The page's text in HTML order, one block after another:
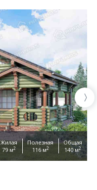
Жилая
79 м2
Полезная
116 м2
Общая
140 м2